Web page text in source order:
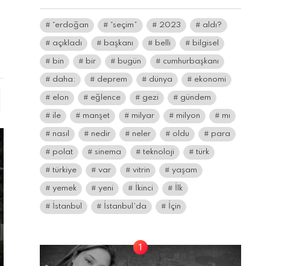
“erdoğan “seçim” 2023 aldı?
açıkladı başkanı belli bilgisel
bin bir bugün cumhurbaşkanı
daha: deprem dünya ekonomi
elon eğlence gezi gündem
ile manşet milyar milyon mı
nasıl nedir neler oldu para
polat sinema teknoloji türk
türkiye var vitrin yaşam
yemek yeni İkinci İlk
İstanbul İstanbul’da İçin